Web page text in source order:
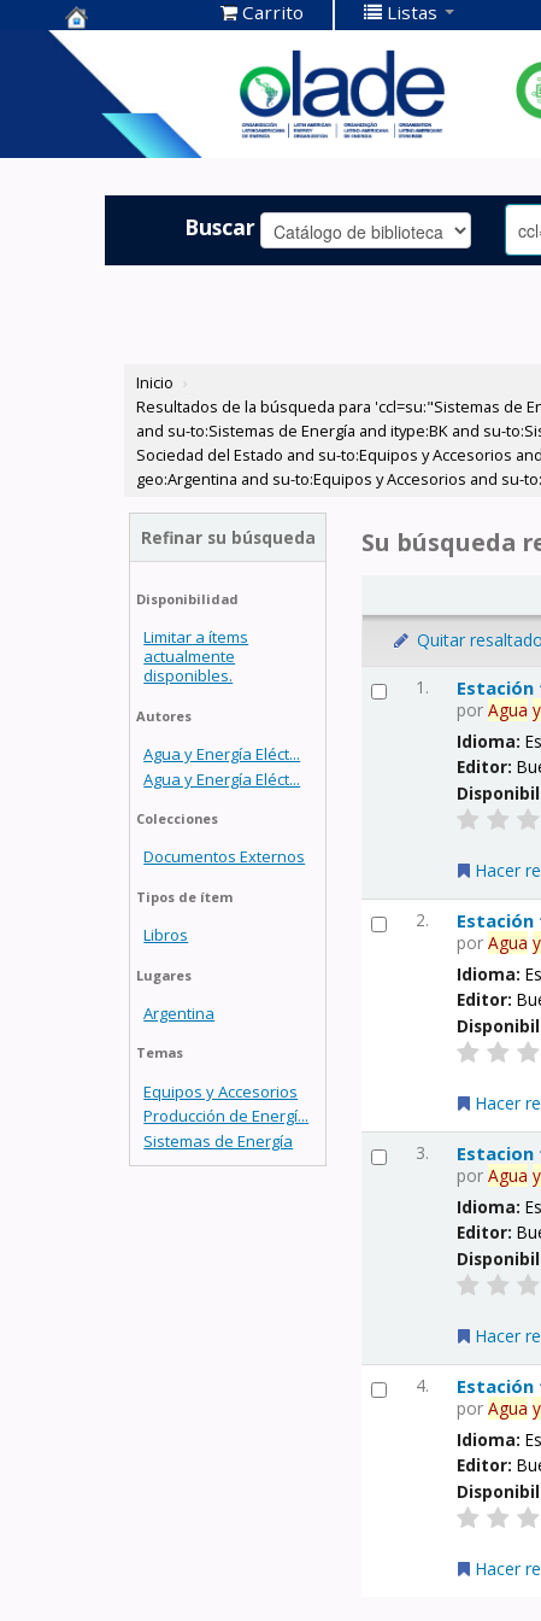
Centro de
Documentación
OLADE -
Carrito Listas
Buscar
Inicio ›
Resultados de la búsqueda para 'ccl=su:"Sistemas de
and su-to:Sistemas de Energía and itype:BK and su-
Sociedad del Estado and su-to:Equipos y Accesorios
geo:Argentina and su-to:Equipos y Accesorios and su-
Refinar su búsqueda
Disponibilidad
Limitar a ítems
actualmente
disponibles.
Autores
Agua y Energía Eléct...
Agua y Energía Eléct...
Colecciones
Documentos Externos
Tipos de ítem
Libros
Lugares
Argentina
Temas
Equipos y Accesorios
Producción de Energí...
Sistemas de Energía
Su búsqueda
Quitar resaltado
1.
porAgua y
Idioma:
Editor:
Hacer
2.
porAgua y
Idioma:
Editor:
Hacer
3.
porAgua y
Idioma:
Editor:
Hacer
4.
porAgua y
Idioma:
Editor:
Hacer